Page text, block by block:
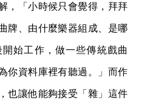
，「小時候只會覺得，拜拜
牌、由什麼樂器組成、是哪
始工作，做一些傳統戲曲
你資料庫裡有聽過。」而作
也讓他能夠接受「雜」這件